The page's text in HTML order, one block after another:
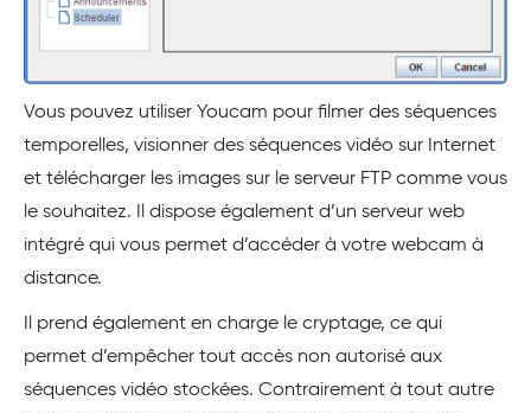
Vous pouvez utiliser Youcam pour filmer des séquences
temporelles, visionner des séquences vidéo sur Internet
et télécharger les images sur le serveur FTP comme vous
le souhaitez. Il dispose également d’un serveur web
intégré qui vous permet d’accéder à votre webcam à
distance.
Il prend également en charge le cryptage, ce qui
permet d’empêcher tout accès non autorisé aux
séquences vidéo stockées. Contrairement à tout autre